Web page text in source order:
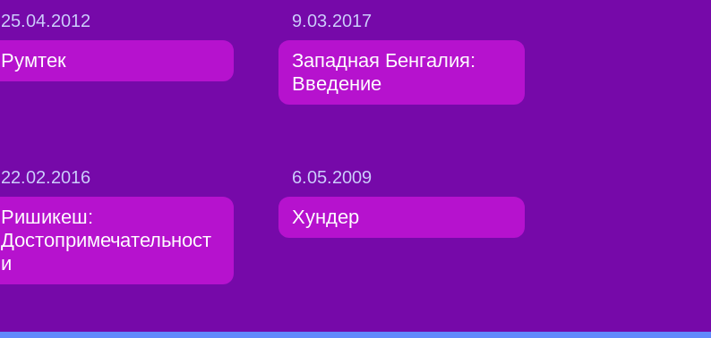
25.04.2012
Румтек
9.03.2017
Западная Бенгалия:
Введение
22.02.2016
Ришикеш:
Достопримечательност
и
6.05.2009
Хундер